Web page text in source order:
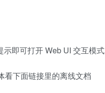
即可打开 Web UI 交互模式
看下面链接里的离线文档